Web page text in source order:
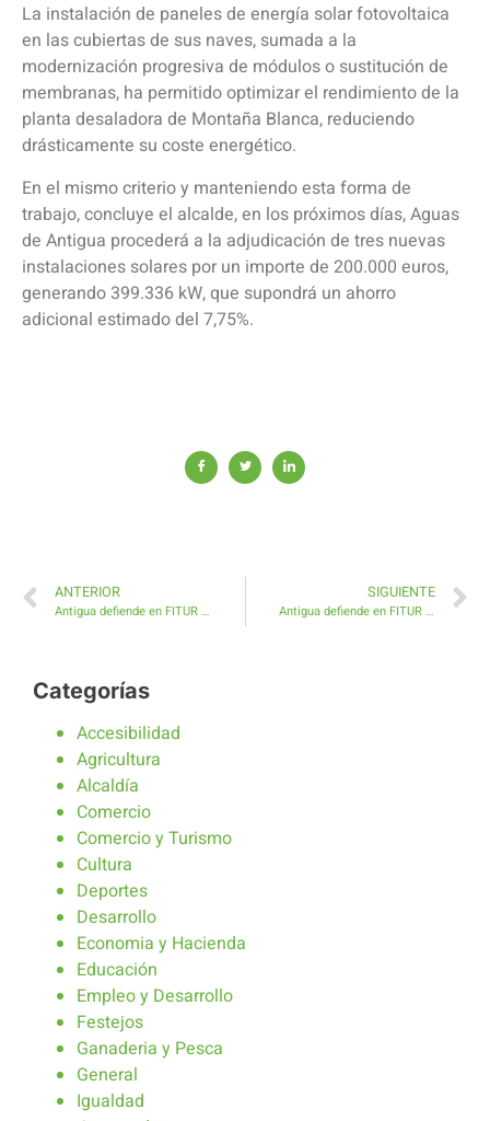
La instalación de paneles de energía solar fotovoltaica
en las cubiertas de sus naves, sumada a la
modernización progresiva de módulos o sustitución de
membranas, ha permitido optimizar el rendimiento de la
planta desaladora de Montaña Blanca, reduciendo
drásticamente su coste energético.
En el mismo criterio y manteniendo esta forma de
trabajo, concluye el alcalde, en los próximos días, Aguas
de Antigua procederá a la adjudicación de tres nuevas
instalaciones solares por un importe de 200.000 euros,
generando 399.336 kW, que supondrá un ahorro
adicional estimado del 7,75%.
ANTERIOR
Antigua defiende en FITUR un desarrollo turístico que respete la tradición
SIGUIENTE
Antigua defiende en FITUR no más sino mejor turismo respetando tradición e identidad
Categorías
Accesibilidad
Agricultura
Alcaldía
Comercio
Comercio y Turismo
Cultura
Deportes
Desarrollo
Economia y Hacienda
Educación
Empleo y Desarrollo
Festejos
Ganaderia y Pesca
General
Igualdad